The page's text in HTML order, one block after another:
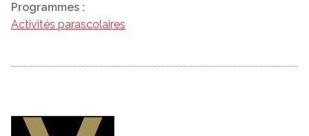
Programmes :
Activités parascolaires